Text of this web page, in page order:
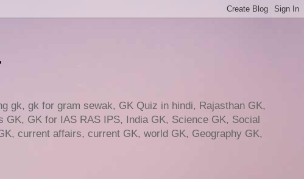
gk, gk for gram sewak, GK Quiz in hindi, Rajasthan GK,
GK for IAS RAS IPS, India GK, Science GK, Social
current affairs, current GK, world GK, Geography GK,